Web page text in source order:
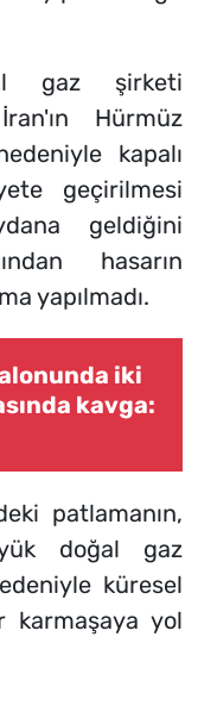
gaz şirketi
Hürmüz
kapalı
geçirilmesi
geldiğini
hasarın
yapılmadı.
iki
kavga:
patlamanın,
doğal gaz
küresel
karmaşaya yol